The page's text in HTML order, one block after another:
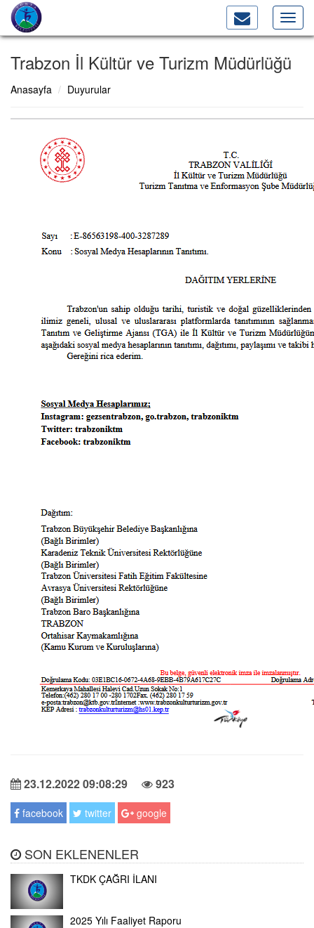
Trabzon İl Kültür ve Turizm Müdürlüğü
Anasayfa Duyurular
23.12.2022 09:08:29 923
facebook twitter google
SON EKLENENLER
TKDK ÇAĞRI İLANI
2025 Yılı Faaliyet Raporu